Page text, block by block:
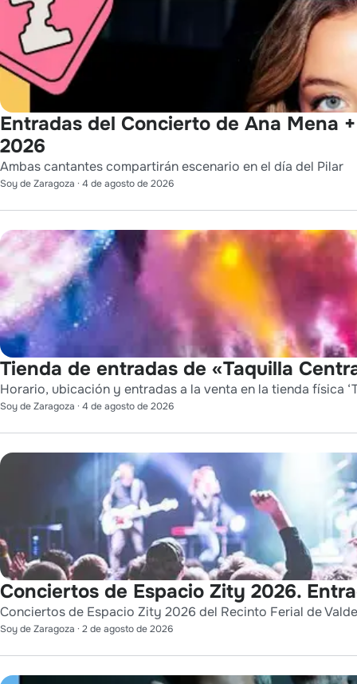
Entradas del Concierto de Ana Mena
2026
Ambas cantantes compartirán escenario en el día del Pilar
Soy de Zaragoza · 4 de agosto de 2026
Tienda de entradas de «Taquilla
Horario, ubicación y entradas a la venta en la tienda física
Soy de Zaragoza · 4 de agosto de 2026
Conciertos de Espacio Zity 2026.
Conciertos de Espacio Zity 2026 del Recinto Ferial de
Soy de Zaragoza · 2 de agosto de 2026